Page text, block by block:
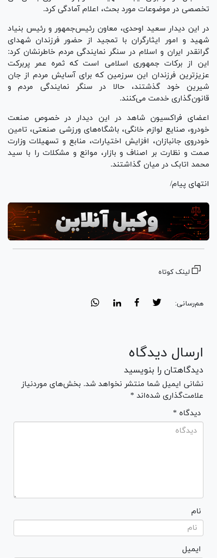
تخصصی در موضوعات مورد بحث، اعلام آمادگی کرد.
در این دیدار سعید اوحدی، معاون رئیس‌جمهور و رئیس بنیاد
شهید و امور ایثارگران با تمجید از حضور فرزندان شهدای
گرانقدر ایران و اسلام در سنگر نمایندگی مردم خاطرنشان کرد:
این از برکات جمهوری اسلامی است که ثمره عمر پربرکت
عزیزترین فرزندان این سرزمین که برای آسایش مردم از جان
شیرین خود گذشتند، حالا در سنگر نمایندگی مردم و
قانون‌گذاری خدمت می‌کنند.
اعضای فراکسیون شاهد در این دیدار در خصوص صنعت
خودرو، صنایع لوازم خانگی، باشگاه‌های ورزشی صنعتی، تامین
خودروی جانبازان، افزایش اختیارات، منابع و تسهیلات وزارت
صمت و نظارت بر اصناف و بازار، موانع و مشکلات را با سید
محمد اتابک در میان گذاشتند.
انتهای پیام/
لینک کوتاه
هم‌رسانی:
ارسال دیدگاه
دیدگاهتان را بنویسید
نشانی ایمیل شما منتشر نخواهد شد. بخش‌های موردنیاز
علامت‌گذاری شده‌اند *
* دیدگاه
نام
ایمیل